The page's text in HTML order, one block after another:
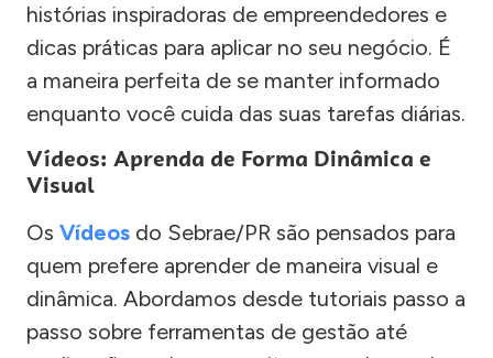
histórias inspiradoras de empreendedores e
dicas práticas para aplicar no seu negócio. É
a maneira perfeita de se manter informado
enquanto você cuida das suas tarefas diárias.
Vídeos: Aprenda de Forma Dinâmica e
Visual
Os Vídeos do Sebrae/PR são pensados para
quem prefere aprender de maneira visual e
dinâmica. Abordamos desde tutoriais passo a
passo sobre ferramentas de gestão até